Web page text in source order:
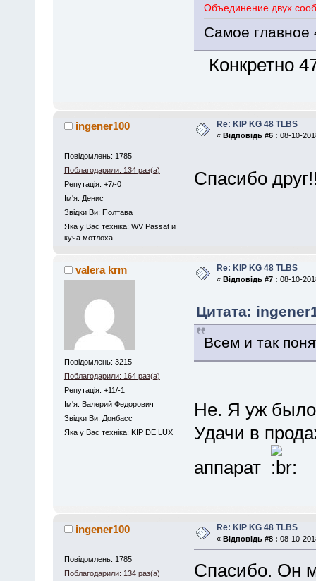
Объединение двух
Самое главное
Конкретно
ingener100
Повідомлень: 1785
Поблагодарили: 134 раз(а)
Репутація: +7/-0
Iм'я: Денис
Звідки Ви: Полтава
Яка у Вас техніка: WV Passat и
куча мотлоха.
Re: KIP KG 48 TLBS
« Відповідь #6 : 08-10-
Спасибо
valera krm
Повідомлень: 3215
Поблагодарили: 164 раз(а)
Репутація: +11/-1
Iм'я: Валерий Федорович
Звідки Ви: Донбасс
Яка у Вас техніка: KIP DE LUX
Re: KIP KG 48 TLBS
« Відповідь #7 : 08-10-
Цитата:
Всем и так
Не. Я уж
Удачи в
аппарат
ingener100
Повідомлень: 1785
Поблагодарили: 134 раз(а)
Re: KIP KG 48 TLBS
« Відповідь #8 : 08-10-
Спасибо. Он